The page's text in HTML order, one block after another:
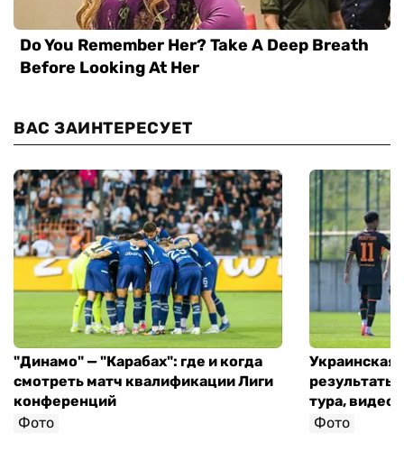
ВАС ЗАИНТЕРЕСУЕТ
"Динамо" — "Карабах": где и когда
смотреть матч квалификации Лиги
конференций
Фото
Украинская
результаты
тура, видео
Фото